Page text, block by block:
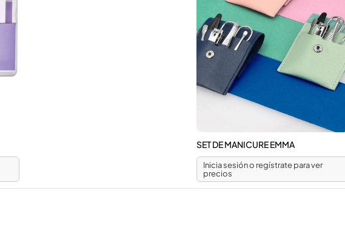
SET DE MANICURE EMMA
Inicia sesión o regístrate para ver
precios